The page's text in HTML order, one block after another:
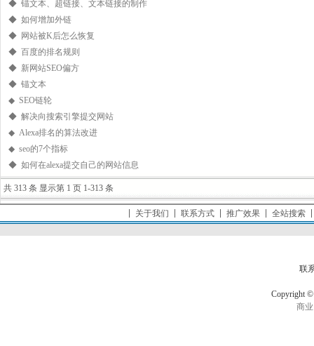
◆ 锚文本、超链接、文本链接的制作
◆ 如何增加外链
◆ 网站被K后怎么恢复
◆ 百度的排名规则
◆ 新网站SEO偏方
◆ 锚文本
◆ SEO链轮
◆ 解决向搜索引擎提交网站
◆ Alexa排名的算法改进
◆ seo的7个指标
◆ 如何在alexa提交自己的网站信息
共 313 条 显示第 1 页 1-313 条
关于我们 联系方式 推广效果 全站搜索
联
Copyright
商